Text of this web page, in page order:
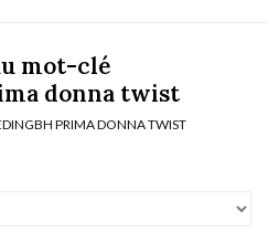
mot-clé
donna twist
PRIMA DONNA TWIST